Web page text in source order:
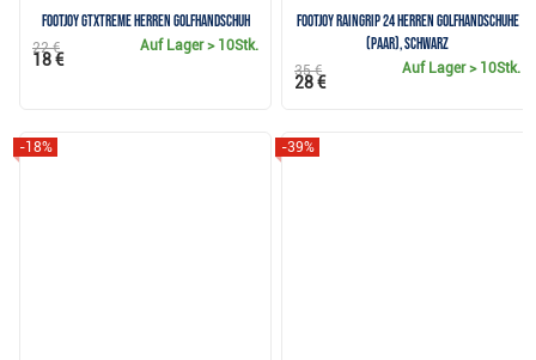
FootJoy GTxtreme Herren Golfhandschuh
Auf Lager> 10Stk.
22 €
18 €
FootJoy RainGrip 24 Herren Golfhandschuhe
(Paar), Schwarz
Auf Lager> 10Stk.
35 €
28 €
-18% -39%